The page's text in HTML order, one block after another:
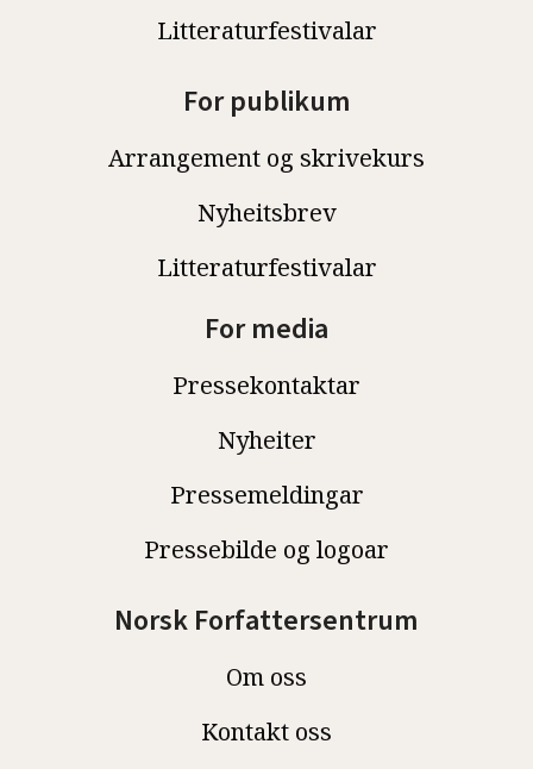
Litteraturfestivalar
For publikum
Arrangement og skrivekurs
Nyheitsbrev
Litteraturfestivalar
For media
Pressekontaktar
Nyheiter
Pressemeldingar
Pressebilde og logoar
Norsk Forfattersentrum
Om oss
Kontakt oss